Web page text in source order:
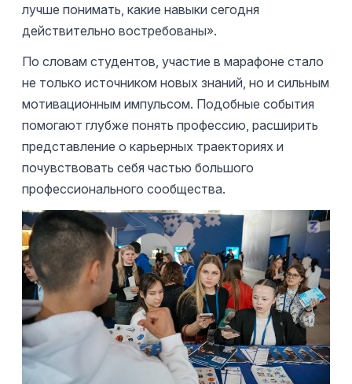
лучше понимать, какие навыки сегодня
действительно востребованы».
По словам студентов, участие в марафоне стало
не только источником новых знаний, но и сильным
мотивационным импульсом. Подобные события
помогают глубже понять профессию, расширить
представление о карьерных траекториях и
почувствовать себя частью большого
профессионального сообщества.